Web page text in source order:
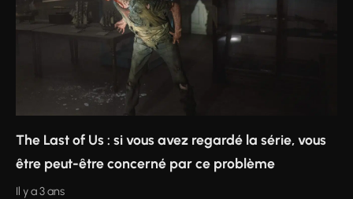
The Last of Us : si vous avez regardé la série, vous
être peut-être concerné par ce problème
Il y a 3 ans